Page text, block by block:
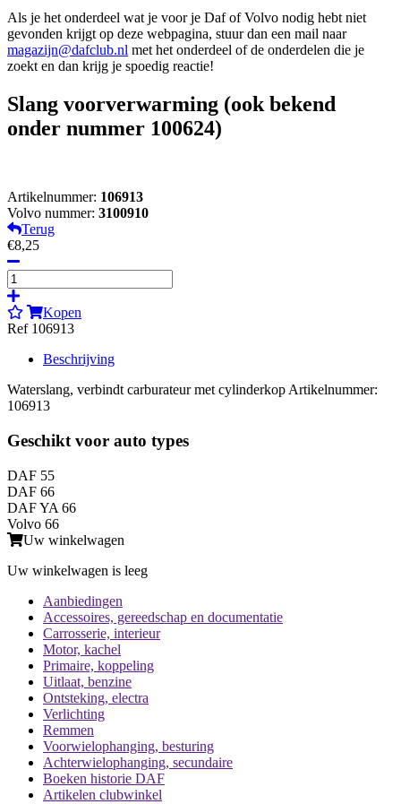
Als je het onderdeel wat je voor je Daf of Volvo nodig hebt niet
gevonden krijgt op deze webpagina, stuur dan een mail naar
magazijn@dafclub.nl met het onderdeel of de onderdelen die je
zoekt en dan krijg je spoedig reactie!
Slang voorverwarming (ook bekend
onder nummer 100624)
Artikelnummer: 106913
Volvo nummer: 3100910
Terug
€8,25
Kopen
Ref 106913
Beschrijving
Waterslang, verbindt carburateur met cylinderkop Artikelnummer:
106913
Geschikt voor auto types
DAF 55
DAF 66
DAF YA 66
Volvo 66
Uw winkelwagen
Uw winkelwagen is leeg
Aanbiedingen
Accessoires, gereedschap en documentatie
Carrosserie, interieur
Motor, kachel
Primaire, koppeling
Uitlaat, benzine
Ontsteking, electra
Verlichting
Remmen
Voorwielophanging, besturing
Achterwielophanging, secundaire
Boeken historie DAF
Artikelen clubwinkel